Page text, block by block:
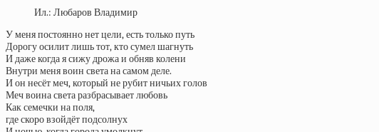
Ил.: Любаров Владимир
У меня постоянно нет цели, есть только путь
Дорогу осилит лишь тот, кто сумел шагнуть
И даже когда я сижу дрожа и обняв колени
Внутри меня воин света на самом деле.
И он несёт меч, который не рубит ничьих голов
Меч воина света разбрасывает любовь
Как семечки на поля,
где скоро взойдёт подсолнух